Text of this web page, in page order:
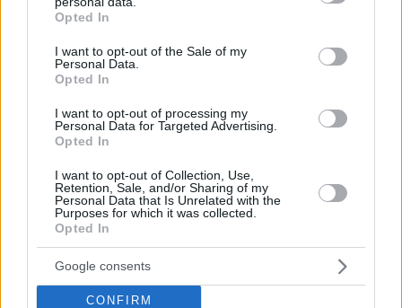
grant or deny consent to Google and its third-party tags to
use your data for below specified purposes in below Google
consent section.
Opted In
I want to opt-out of the Sale of my
Personal Data.
Opted In
I want to opt-out of processing my
Personal Data for Targeted Advertising.
Opted In
I want to opt-out of Collection, Use,
Retention, Sale, and/or Sharing of my
Personal Data that Is Unrelated with the
Purposes for which it was collected.
Opted In
Google consents
CONFIRM
Στη ΓΑΔΑ κρατείται η 46χρονη που κατηγορείται
για την επίθεση στη Marfin, δείτε βίντεο και
φωτογραφίες
06.08.2026, 23:17